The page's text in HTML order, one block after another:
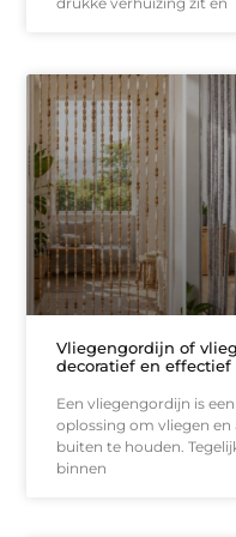
Vliegengordijn of
decoratief en effectief
Een vliegengordijn is
oplossing om vliegen
buiten te houden.
binnen